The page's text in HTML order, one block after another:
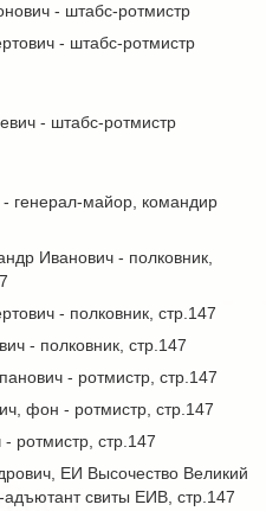
- штабс-ротмистр
- штабс-ротмистр
- штабс-ротмистр
генерал-майор, командир
Иванович - полковник,
- полковник, стр.147
- полковник, стр.147
- ротмистр, стр.147
фон - ротмистр, стр.147
ротмистр, стр.147
ЕИ Высочество Великий
адъютант свиты ЕИВ, стр.147